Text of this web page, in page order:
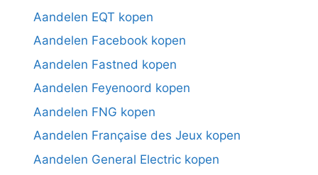
Aandelen EQT kopen
Aandelen Facebook kopen
Aandelen Fastned kopen
Aandelen Feyenoord kopen
Aandelen FNG kopen
Aandelen Française des Jeux kopen
Aandelen General Electric kopen